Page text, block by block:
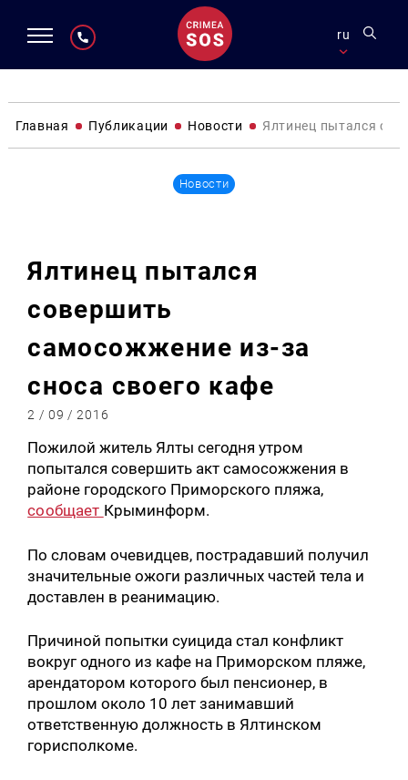
ru
Главная Публикации Новости Ялтинец пытался
Новости
Ялтинец пытался
совершить
самосожжение из-за
сноса своего кафе
2 / 09 / 2016
Пожилой житель Ялты сегодня утром
попытался совершить акт самосожжения в
районе городского Приморского пляжа,
сообщает Крыминформ.
По словам очевидцев, пострадавший получил
значительные ожоги различных частей тела и
доставлен в реанимацию.
Причиной попытки суицида стал конфликт
вокруг одного из кафе на Приморском пляже,
арендатором которого был пенсионер, в
прошлом около 10 лет занимавший
ответственную должность в Ялтинском
горисполкоме.